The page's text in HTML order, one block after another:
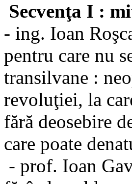
Secvenţa I :
- ing. Ioan
pentru care nu
transilvane :
revoluţiei, la
fără deosebire
care poate
- prof. Ioan